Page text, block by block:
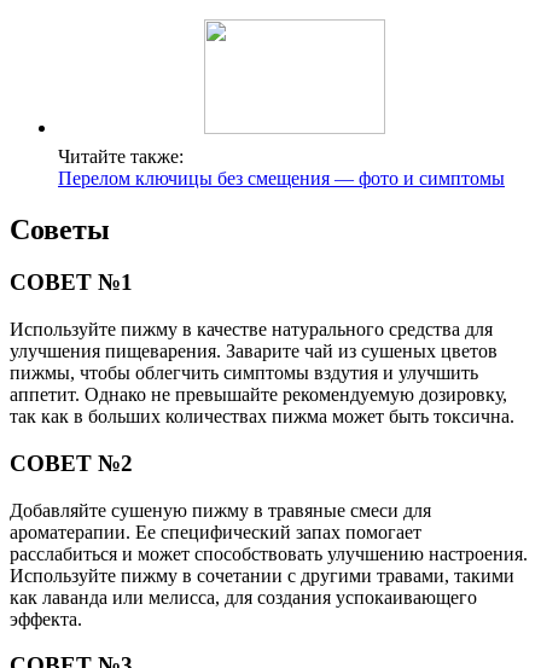
Читайте также:
Перелом ключицы без смещения — фото и симптомы
Советы
СОВЕТ №1
Используйте пижму в качестве натурального средства для
улучшения пищеварения. Заварите чай из сушеных цветов
пижмы, чтобы облегчить симптомы вздутия и улучшить
аппетит. Однако не превышайте рекомендуемую дозировку,
так как в больших количествах пижма может быть токсична.
СОВЕТ №2
Добавляйте сушеную пижму в травяные смеси для
ароматерапии. Ее специфический запах помогает
расслабиться и может способствовать улучшению настроения.
Используйте пижму в сочетании с другими травами, такими
как лаванда или мелисса, для создания успокаивающего
эффекта.